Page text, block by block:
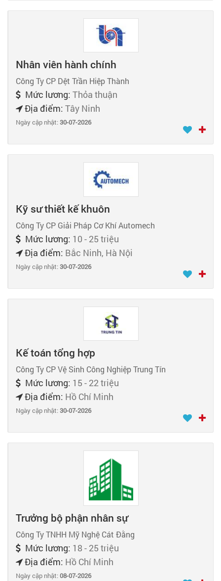
Nhân viên hành chính
Công Ty CP Dệt Trần Hiệp Thành
Mức lương: Thỏa thuận
Địa điểm: Tây Ninh
Ngày cập nhật:30-07-2026
Kỹ sư thiết kế khuôn
Công Ty CP Giải Pháp Cơ Khí Automech
Mức lương: 10 - 25 triệu
Địa điểm: Bắc Ninh, Hà Nội
Ngày cập nhật:30-07-2026
Kế toán tổng hợp
Công Ty CP Vệ Sinh Công Nghiệp Trung Tín
Mức lương: 15 - 22 triệu
Địa điểm: Hồ Chí Minh
Ngày cập nhật:30-07-2026
Trưởng bộ phận nhân sự
Công Ty TNHH Mỹ Nghệ Cát Đằng
Mức lương: 18 - 25 triệu
Địa điểm: Hồ Chí Minh
Ngày cập nhật:08-07-2026